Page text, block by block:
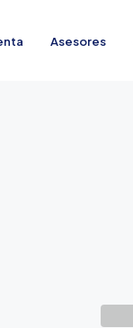
Asesores